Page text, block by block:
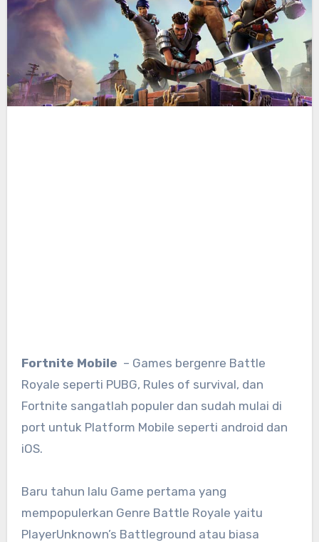
Fortnite Mobile – Games bergenre Battle
Royale seperti PUBG, Rules of survival, dan
Fortnite sangatlah populer dan sudah mulai di
port untuk Platform Mobile seperti android dan
iOS.
Baru tahun lalu Game pertama yang
mempopulerkan Genre Battle Royale yaitu
PlayerUnknown’s Battleground atau biasa